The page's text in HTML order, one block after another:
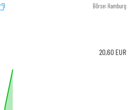
Börse: Hamburg
20,60 EUR